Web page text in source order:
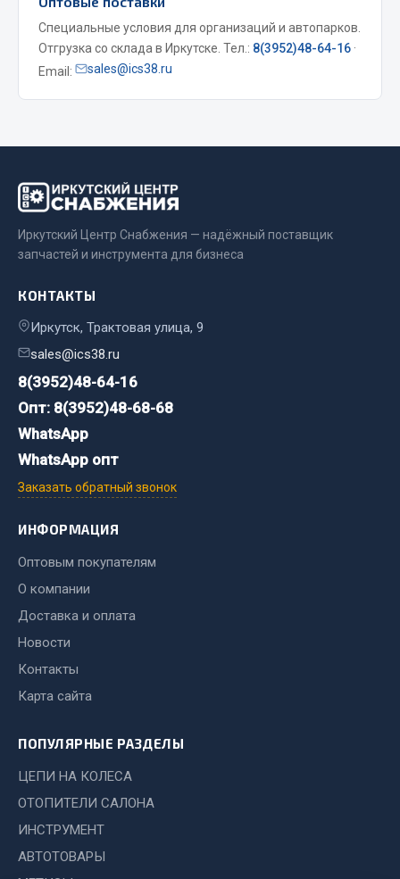
Показать ещё
Весь раздел
Запчасти на полуприцепы
Амортизаторы для полуприцепов
Весь раздел
Запчасти КамАЗ
Система выпуска газа
Система охлаждения
Сцепление
Коробка передач
Коробка передач ZF
Весь раздел
Запчасти МАЗ
Подвеска
Тормозная система
Двери
Окно ветровое
Электрооборудование
Показать ещё
Специальные условия для организаций и автопарков.
Отгрузка со склада в Иркутске. Тел.: 8(3952)48-64-16 ·
Email:
sales@ics38.ru
Иркутский Центр Снабжения — надёжный поставщик
запчастей и инструмента для бизнеса
КОНТАКТЫ
Иркутск, Трактовая улица, 9
sales@ics38.ru
8(3952)48-64-16
Опт: 8(3952)48-68-68
WhatsApp
WhatsApp опт
Заказать обратный звонок
ИНФОРМАЦИЯ
Оптовым покупателям
О компании
Доставка и оплата
Новости
Контакты
Карта сайта
ПОПУЛЯРНЫЕ РАЗДЕЛЫ
ЦЕПИ НА КОЛЕСА
ОТОПИТЕЛИ САЛОНА
ИНСТРУМЕНТ
АВТОТОВАРЫ